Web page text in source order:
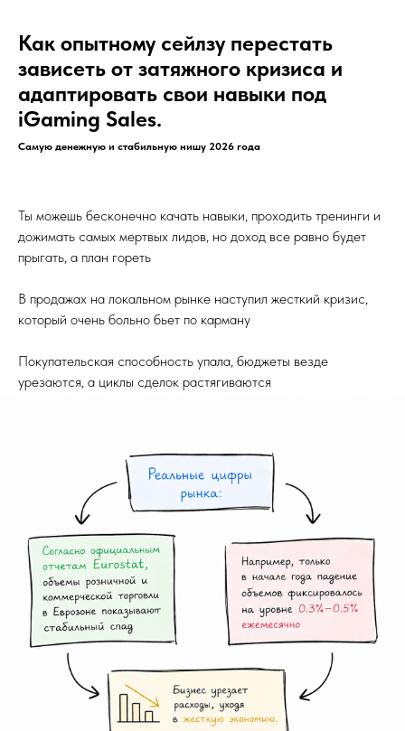
Как опытному сейлзу перестать
зависеть от затяжного кризиса и
адаптировать свои навыки под
iGaming Sales.
Самую денежную и стабильную нишу 2026 года
Ты можешь бесконечно качать навыки, проходить тренинги и
дожимать самых мертвых лидов, но доход все равно будет
прыгать, а план гореть
В продажах на локальном рынке наступил жесткий кризис,
который очень больно бьет по карману
Покупательская способность упала, бюджеты везде
урезаются, а циклы сделок растягиваются